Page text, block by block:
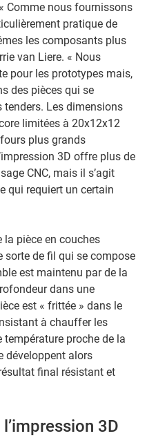
Comme nous fournissons
pratique de
les composants plus
van Liere. « Nous
pour les prototypes mais,
des pièces qui se
Les dimensions
limitées à 20x12x12
plus grands
3D offre plus de
CNC, mais il s’agit
qui requiert un certain
la pièce en couches
sorte de fil qui se compose
est maintenu par de la
dans une
est « frittée » dans le
à chauffer les
température proche de la
développent alors
final résistant et
3D